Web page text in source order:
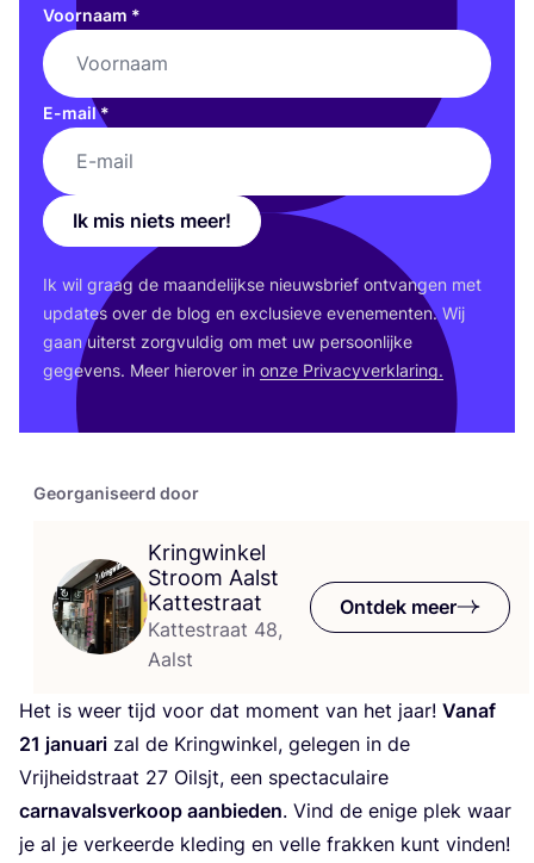
Georganiseerd door
Kringwinkel
Stroom Aalst
Kattestraat
Kattestraat 48,
Aalst
Ontdek meer
Het is weer tijd voor dat moment van het jaar! Van­af
21 janu­a­ri zal de Kring­win­kel, gele­gen in de
Vrij­heids­traat 27 Oils­jt, een spec­ta­cu­lai­re
car­na­vals­ver­koop aan­bie­den. Vind de eni­ge plek waar
je al je ver­keer­de kle­ding en vel­le frak­ken kunt vinden!
Voornaam *
E-mail*
Ik mis niets meer!
Ik wil graag de maan­de­lijk­se nieuws­brief ont­van­gen met
upda­tes over de blog en exclu­sie­ve eve­ne­men­ten. Wij
gaan uiterst zorg­vul­dig om met uw per­soon­lij­ke
gege­vens. Meer hier­over in onze Pri­va­cy­ver­kla­ring.